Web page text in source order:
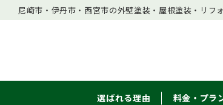
尼崎市・伊丹市・西宮市の外壁塗装・屋根塗装・リフ
選ばれる理由 料金・プラ